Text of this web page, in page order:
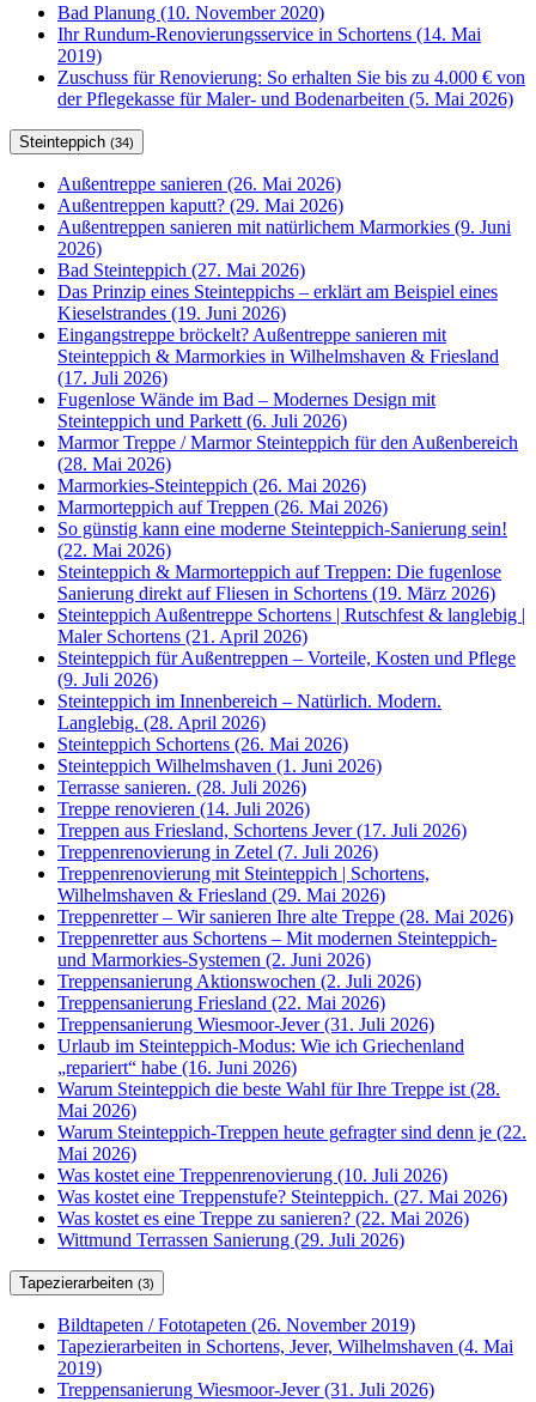
Bad Planung (10. November 2020)
Ihr Rundum-Renovierungsservice in Schortens (14. Mai
2019)
Zuschuss für Renovierung: So erhalten Sie bis zu 4.000 € von
der Pflegekasse für Maler- und Bodenarbeiten (5. Mai 2026)
Steinteppich (34)
Außentreppe sanieren (26. Mai 2026)
Außentreppen kaputt? (29. Mai 2026)
Außentreppen sanieren mit natürlichem Marmorkies (9. Juni
2026)
Bad Steinteppich (27. Mai 2026)
Das Prinzip eines Steinteppichs – erklärt am Beispiel eines
Kieselstrandes (19. Juni 2026)
Eingangstreppe bröckelt? Außentreppe sanieren mit
Steinteppich & Marmorkies in Wilhelmshaven & Friesland
(17. Juli 2026)
Fugenlose Wände im Bad – Modernes Design mit
Steinteppich und Parkett (6. Juli 2026)
Marmor Treppe / Marmor Steinteppich für den Außenbereich
(28. Mai 2026)
Marmorkies-Steinteppich (26. Mai 2026)
Marmorteppich auf Treppen (26. Mai 2026)
So günstig kann eine moderne Steinteppich-Sanierung sein!
(22. Mai 2026)
Steinteppich & Marmorteppich auf Treppen: Die fugenlose
Sanierung direkt auf Fliesen in Schortens (19. März 2026)
Steinteppich Außentreppe Schortens | Rutschfest & langlebig |
Maler Schortens (21. April 2026)
Steinteppich für Außentreppen – Vorteile, Kosten und Pflege
(9. Juli 2026)
Steinteppich im Innenbereich – Natürlich. Modern.
Langlebig. (28. April 2026)
Steinteppich Schortens (26. Mai 2026)
Steinteppich Wilhelmshaven (1. Juni 2026)
Terrasse sanieren. (28. Juli 2026)
Treppe renovieren (14. Juli 2026)
Treppen aus Friesland, Schortens Jever (17. Juli 2026)
Treppenrenovierung in Zetel (7. Juli 2026)
Treppenrenovierung mit Steinteppich | Schortens,
Wilhelmshaven & Friesland (29. Mai 2026)
Treppenretter – Wir sanieren Ihre alte Treppe (28. Mai 2026)
Treppenretter aus Schortens – Mit modernen Steinteppich-
und Marmorkies-Systemen (2. Juni 2026)
Treppensanierung Aktionswochen (2. Juli 2026)
Treppensanierung Friesland (22. Mai 2026)
Treppensanierung Wiesmoor-Jever (31. Juli 2026)
Urlaub im Steinteppich-Modus: Wie ich Griechenland
„repariert“ habe (16. Juni 2026)
Warum Steinteppich die beste Wahl für Ihre Treppe ist (28.
Mai 2026)
Warum Steinteppich-Treppen heute gefragter sind denn je (22.
Mai 2026)
Was kostet eine Treppenrenovierung (10. Juli 2026)
Was kostet eine Treppenstufe? Steinteppich. (27. Mai 2026)
Was kostet es eine Treppe zu sanieren? (22. Mai 2026)
Wittmund Terrassen Sanierung (29. Juli 2026)
Tapezierarbeiten (3)
Bildtapeten / Fototapeten (26. November 2019)
Tapezierarbeiten in Schortens, Jever, Wilhelmshaven (4. Mai
2019)
Treppensanierung Wiesmoor-Jever (31. Juli 2026)